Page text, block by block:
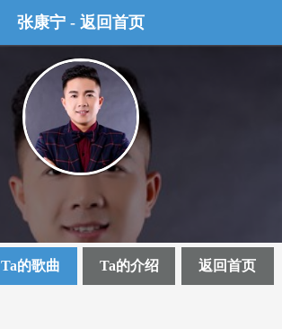
张康宁 - 返回首页
Ta的歌曲 Ta的介绍 返回首页